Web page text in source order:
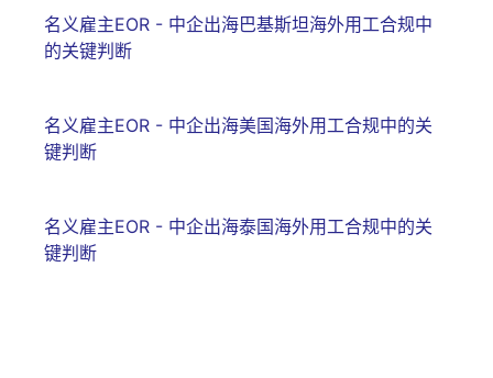
名义雇主EOR - 中企出海巴基斯坦海外用工合规中
的关键判断
名义雇主EOR - 中企出海美国海外用工合规中的关
键判断
名义雇主EOR - 中企出海泰国海外用工合规中的关
键判断